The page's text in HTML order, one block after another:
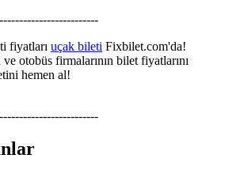
fiyatları uçak bileti Fixbilet.com'da!
otobüs firmalarının bilet fiyatlarını
hemen al!